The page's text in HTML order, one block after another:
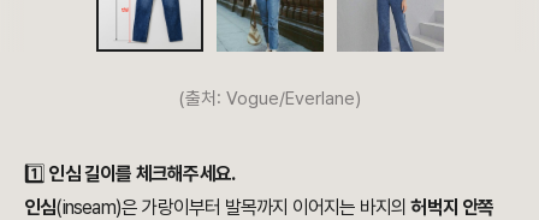
(출처: Vogue/Everlane)
1️⃣ 인심 길이를 체크해주세요.
인심(inseam)은 가랑이부터 발목까지 이어지는 바지의허벅지 안쪽